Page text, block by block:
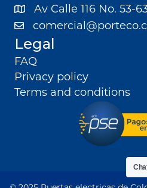
Av Calle 116 No. 53-
Legal
FAQ
Privacy policy
Terms and conditions